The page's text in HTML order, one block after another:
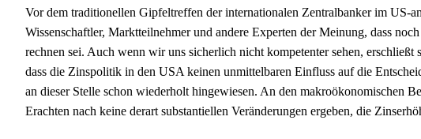
Vor dem traditionellen Gipfeltreffen der internationalen Zentralbanker im US-
Wissenschaftler, Marktteilnehmer und andere Experten der Meinung, dass
rechnen sei. Auch wenn wir uns sicherlich nicht kompetenter sehen,
dass die Zinspolitik in den USA keinen unmittelbaren Einfluss auf die
an dieser Stelle schon wiederholt hingewiesen. An den makroökonomischen
Erachten nach keine derart substantiellen Veränderungen ergeben, die